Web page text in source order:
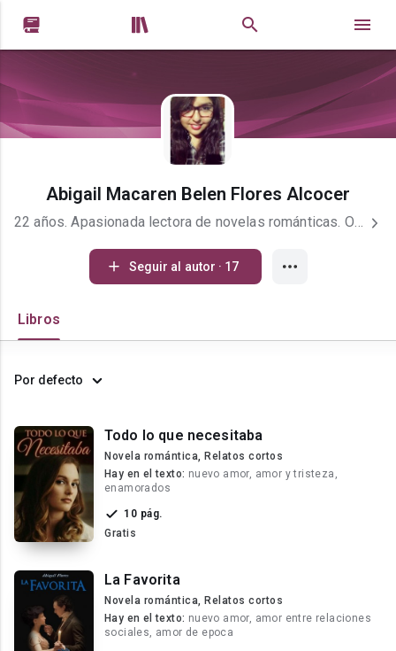
 
Abigail Macaren Belen Flores Alcocer
22 años. Apasionada lectora de novelas románticas. Ocasional escritora y muy soñadora.
Seguir al autor · 17
Libros
Por defecto
Todo lo que necesitaba
Novela romántica, Relatos cortos
Hay en el texto: nuevo amor, amor y tristeza,
enamorados
10 pág.
Gratis
La Favorita
Novela romántica, Relatos cortos
Hay en el texto: nuevo amor, amor entre relaciones
sociales, amor de epoca